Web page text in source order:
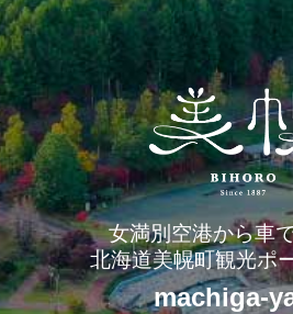
女満別空港から車
北海道美幌町観光ポ
machiga-